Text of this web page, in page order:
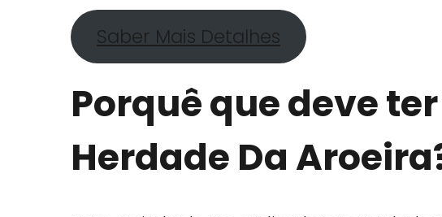
Saber Mais Detalhes
Porquê que deve
Herdade Da